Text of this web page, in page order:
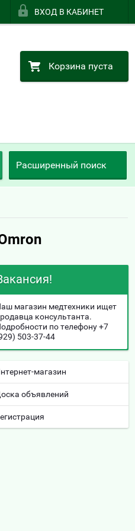
ВХОД В КАБИНЕТ
Корзина пуста
Расширенный поиск
магазин медтехники ищет
консультанта.
по телефону+7
503-37-44
магазин
объявлений